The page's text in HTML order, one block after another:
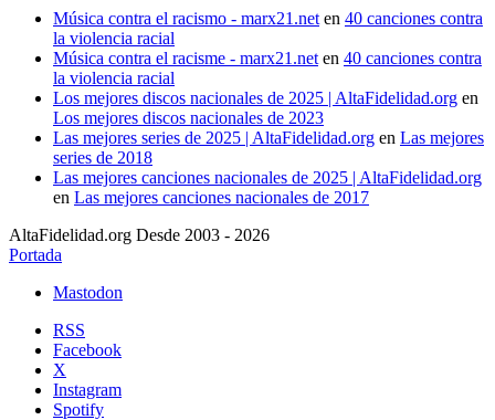
Música contra el racismo - marx21.net en 40 canciones contra
la violencia racial
Música contra el racisme - marx21.net en 40 canciones contra
la violencia racial
Los mejores discos nacionales de 2025 | AltaFidelidad.org en
Los mejores discos nacionales de 2023
Las mejores series de 2025 | AltaFidelidad.org en Las mejores
series de 2018
Las mejores canciones nacionales de 2025 | AltaFidelidad.org
en Las mejores canciones nacionales de 2017
AltaFidelidad.org Desde 2003 - 2026
Portada
Mastodon
RSS
Facebook
X
Instagram
Spotify